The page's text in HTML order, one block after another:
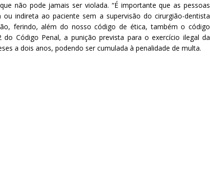
não pode jamais ser violada. “É importante que as pessoas
indireta ao paciente sem a supervisão do cirurgião-dentista
ferindo, além do nosso código de ética, também o código
do Código Penal, a punição prevista para o exercício ilegal da
a dois anos, podendo ser cumulada à penalidade de multa.